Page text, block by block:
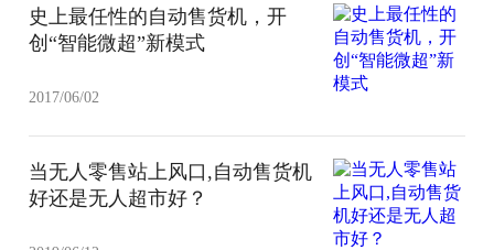
史上最任性的自动售货机，开
创“智能微超”新模式
2017/06/02
当无人零售站上风口,自动售货机
好还是无人超市好？